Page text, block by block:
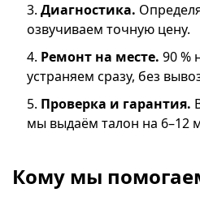
Диагностика.
озвучиваем точную цену.
Ремонт на месте. 90 %
устраняем сразу, без
Проверка и гарантия.
мы выдаём талон на 6–12
Кому мы